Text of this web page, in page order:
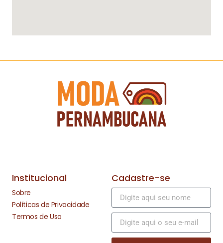
Institucional
Sobre
Políticas de Privacidade
Termos de Uso
Cadastre-se